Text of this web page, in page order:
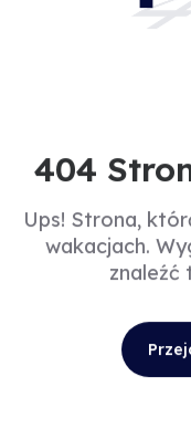
404
Ups! Strona,
wakacjach.
znaleźć